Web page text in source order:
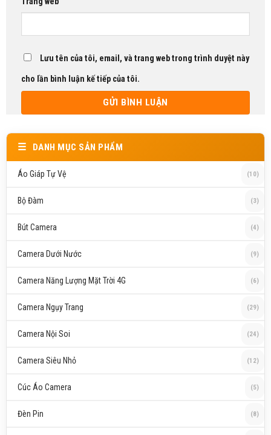
Lưu tên của tôi, email, và trang web trong trình duyệt này
cho lần bình luận kế tiếp của tôi.
DANH MỤC SẢN PHẨM
Áo Giáp Tự Vệ (10)
Bộ Đàm (3)
Bút Camera (4)
Camera Dưới Nước (9)
Camera Năng Lượng Mặt Trời 4G (6)
Camera Ngụy Trang (29)
Camera Nội Soi (24)
Camera Siêu Nhỏ (12)
Cúc Áo Camera (5)
Đèn Pin (8)